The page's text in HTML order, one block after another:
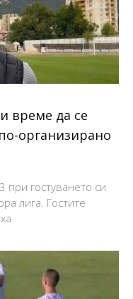
време да се
организирано
при гостуването си
лига. Гостите